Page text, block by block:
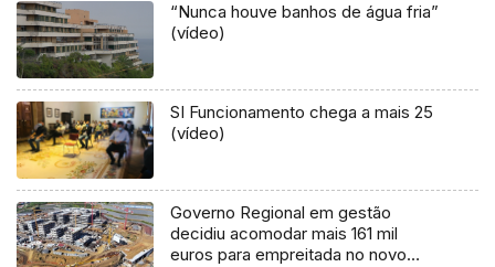
“Nunca houve banhos de água fria”
(vídeo)
SI Funcionamento chega a mais 25
(vídeo)
Governo Regional em gestão
decidiu acomodar mais 161 mil
euros para empreitada no novo